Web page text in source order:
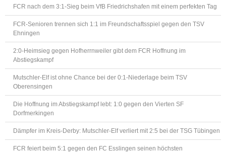
FCR nach dem 3:1-Sieg beim VfB Friedrichshafen mit einem perfekten Tag
FCR-Senioren trennen sich 1:1 im Freundschaftsspiel gegen den TSV
Ehningen
2:0-Heimsieg gegen Hofherrnweiler gibt dem FCR Hoffnung im
Abstiegskampf
Mutschler-Elf ist ohne Chance bei der 0:1-Niederlage beim TSV
Oberensingen
Die Hoffnung im Abstiegskampf lebt: 1:0 gegen den Vierten SF
Dorfmerkingen
Dämpfer im Kreis-Derby: Mutschler-Elf verliert mit 2:5 bei der TSG Tübingen
FCR feiert beim 5:1 gegen den FC Esslingen seinen höchsten